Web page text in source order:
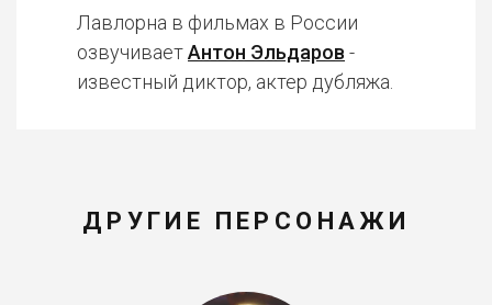
Лавлорна в фильмах в России
озвучиваетАнтон Эльдаров -
известный диктор, актер дубляжа.
ДРУГИЕ ПЕРСОНАЖИ